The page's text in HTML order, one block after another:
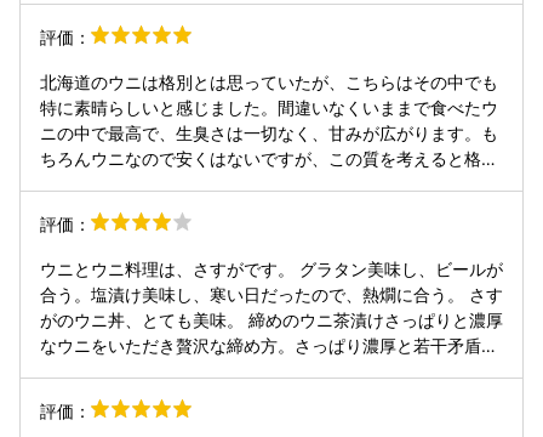
（ほたて・ほっき・つぶ）盛り」で酒宴をスタート、全てが
新鮮で美味しくてビールが進みます。追加で「ほたてバタ
ー」「ほっきバター」「活つぶ刺し」と「北海道産アスパラ
ガスの天ぷら」、「日本酒の利き酒セット」を注文、ホクホ
クのアスパラガスに日本酒が止まりません。余りに美味しく
て天ぷらを再注文しちゃいました。利き酒もあっという間に
無くなり、次は単品で日本酒（半合）を2種類注文、食べて
す。また函館に立ち寄ったら来よう！皆さんも是非！！
評価：
北海道のウニは格別とは思っていたが、こちらはその中でも
特に素晴らしいと感じました。間違いなくいままで食べたウ
ニの中で最高で、生臭さは一切なく、甘みが広がります。も
ちろんウニなので安くはないですが、この質を考えると格安
だきましたが、どうしてもウニ丼を食べないと後悔すると思
い、翌日のランチでウニ丼を食させていただきました。しば
らくこのレベルのウニを食べることはないだろうと思いまし
た。美味しさに涙が出そうなくらい感動しました。 このため
だけに函館に来る価値があります。ご馳走様でした。
評価：
ウニとウニ料理は、さすがです。 グラタン美味し、ビールが
合う。塩漬け美味し、寒い日だったので、熱燗に合う。 さす
がのウニ丼、とても美味。 締めのウニ茶漬けさっぱりと濃厚
なウニをいただき贅沢な締め方。さっぱり濃厚と若干矛盾を
光客の方もとても多く、一部の方々はとても騒がしいし食べ
方も結構雑然としていますので、席ガチャは仕方がないとこ
評価：